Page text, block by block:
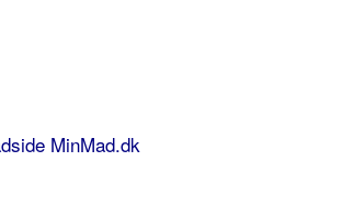
MinMad.dk